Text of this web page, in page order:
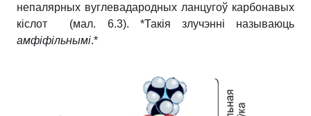
непалярных вуглевадародных ланцугоў карбонавых
кіслот (мал. 6.3). *Такія злучэнні называюць
амфіфільнымі.*